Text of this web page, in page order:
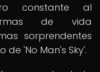
constante al
de vida
sorprendentes
'No Man's Sky'.